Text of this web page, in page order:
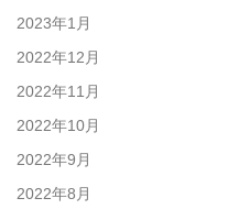
2023年1月
2022年12月
2022年11月
2022年10月
2022年9月
2022年8月